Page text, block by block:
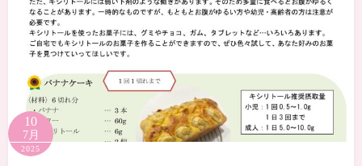
10
7月
2025